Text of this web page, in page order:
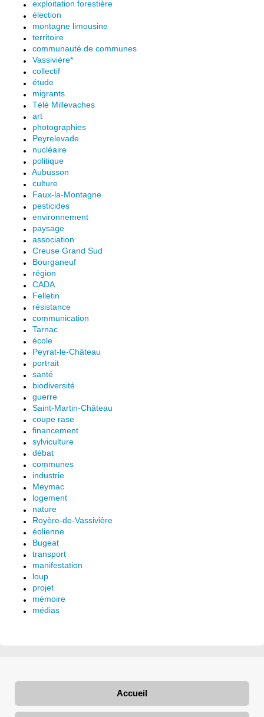
exploitation forestière
élection
montagne limousine
territoire
communauté de communes
Vassivière*
collectif
étude
migrants
Télé Millevaches
art
photographies
Peyrelevade
nucléaire
politique
Aubusson
culture
Faux-la-Montagne
pesticides
environnement
paysage
association
Creuse Grand Sud
Bourganeuf
région
CADA
Felletin
résistance
communication
Tarnac
école
Peyrat-le-Château
portrait
santé
biodiversité
guerre
Saint-Martin-Château
coupe rase
financement
sylviculture
débat
communes
industrie
Meymac
logement
nature
Royère-de-Vassivière
éolienne
Bugeat
transport
manifestation
loup
projet
mémoire
médias
Accueil